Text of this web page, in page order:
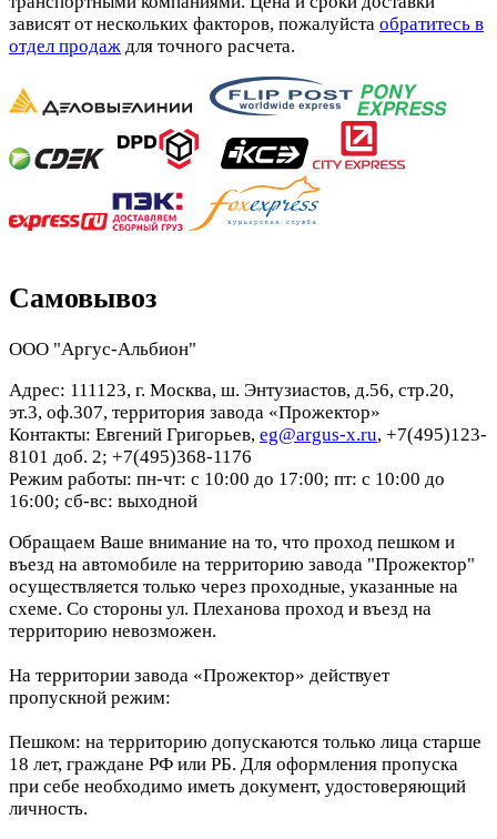
зависят от нескольких факторов, пожалуйста обратитесь в
отдел продаж для точного расчета.
Самовывоз
ООО "Аргус-Альбион"
Адрес: 111123, г. Москва, ш. Энтузиастов, д.56, стр.20,
эт.3, оф.307, территория завода «Прожектор»
Контакты: Евгений Григорьев, eg@argus-x.ru, +7(495)123-
8101 доб. 2; +7(495)368-1176
Режим работы: пн-чт: с 10:00 до 17:00; пт: с 10:00 до
16:00; сб-вс: выходной
Обращаем Ваше внимание на то, что проход пешком и
въезд на автомобиле на территорию завода "Прожектор"
осуществляется только через проходные, указанные на
схеме. Со стороны ул. Плеханова проход и въезд на
территорию невозможен.
На территории завода «Прожектор» действует
пропускной режим:
Пешком: на территорию допускаются только лица старше
18 лет, граждане РФ или РБ. Для оформления пропуска
при себе необходимо иметь документ, удостоверяющий
личность.